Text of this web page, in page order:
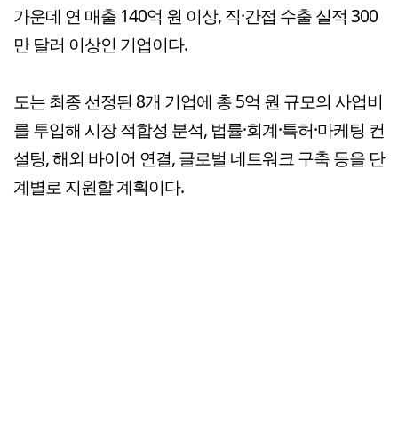
가운데 연 매출 140억 원 이상, 직·간접 수출 실적 300
만 달러 이상인 기업이다.
도는 최종 선정된 8개 기업에 총 5억 원 규모의 사업비
를 투입해 시장 적합성 분석, 법률·회계·특허·마케팅 컨
설팅, 해외 바이어 연결, 글로벌 네트워크 구축 등을 단
계별로 지원할 계획이다.